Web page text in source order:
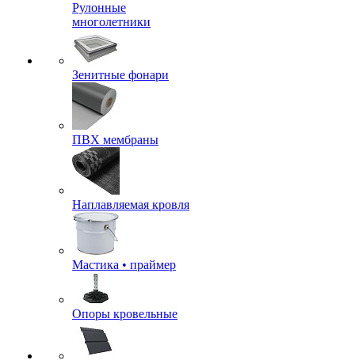
Рулонные
многолетники
Зенитные фонари
ПВХ мембраны
Наплавляемая кровля
Мастика • праймер
Опоры кровельные